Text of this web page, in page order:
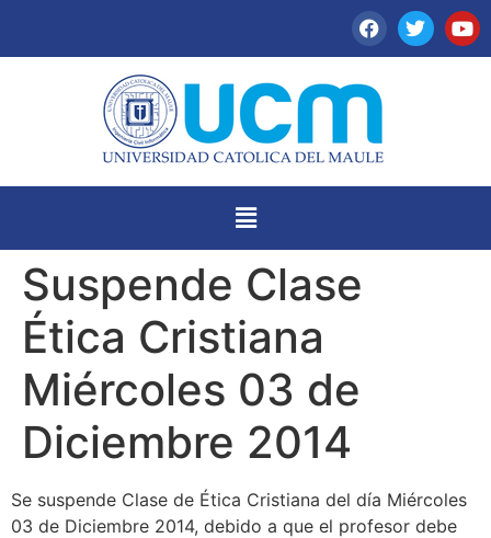
Suspende Clase
Ética Cristiana
Miércoles 03 de
Diciembre 2014
Se suspende Clase de Ética Cristiana del día Miércoles
03 de Diciembre 2014, debido a que el profesor debe